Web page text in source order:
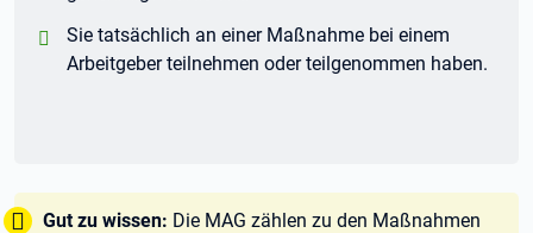
positiv:
Sie tatsächlich an einer Maßnahme bei einem
Arbeitgeber teilnehmen oder teilgenommen haben.
Tipp:
Gut zu wissen: Die MAG zählen zu den Maßnahmen